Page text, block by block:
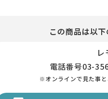
この商品は以
電話番号03-
※オンラインで見た事と